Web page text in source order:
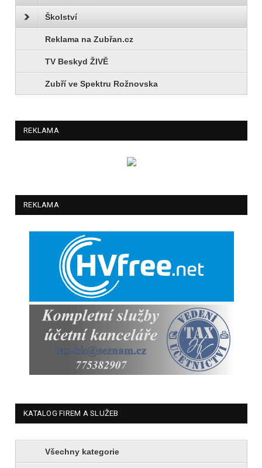
Školství
Reklama na Zubřan.cz
TV Beskyd ŽIVĚ
Zubří ve Spektru Rožnovska
REKLAMA
REKLAMA
KATALOG FIREM A SLUŽEB
Všechny kategorie